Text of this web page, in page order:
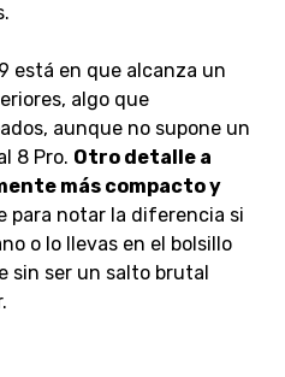
está en que alcanza un
algo que
aunque no supone un
8 Pro. Otro detalle a
más compacto y
para notar la diferencia si
o lo llevas en el bolsillo
sin ser un salto brutal